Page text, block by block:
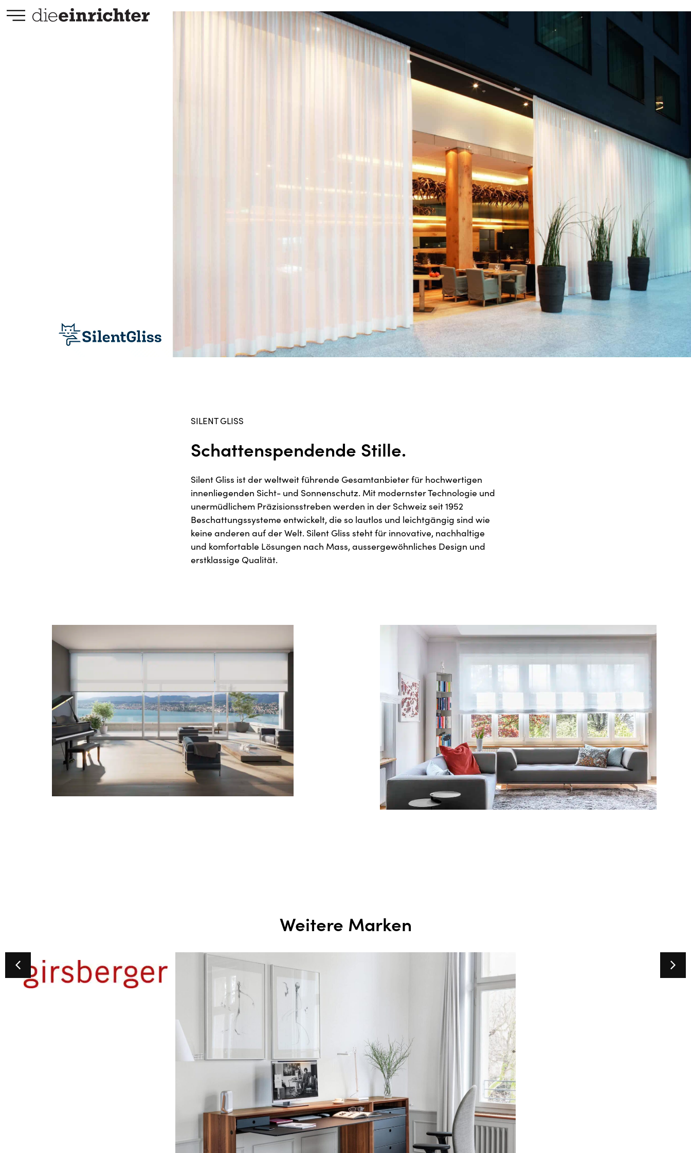
SILENT GLISS
Schattenspendende Stille.
Silent Gliss ist der weltweit führende Gesamtanbieter für hochwertigen
innenliegenden Sicht- und Sonnenschutz. Mit modernster Technologie und
unermüdlichem Präzisionsstreben werden in der Schweiz seit 1952
Beschattungssysteme entwickelt, die so lautlos und leichtgängig sind wie
keine anderen auf der Welt. Silent Gliss steht für innovative, nachhaltige
und komfortable Lösungen nach Mass, aussergewöhnliches Design und
erstklassige Qualität.
Weitere Marken